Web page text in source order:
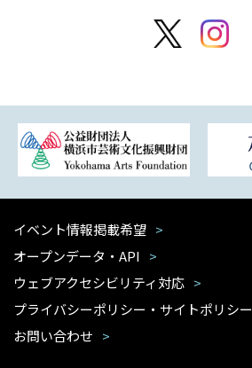
イベント情報掲載希望
オープンデータ・API
ウェブアクセシビリティ対応
プライバシーポリシー・サイトポリシー
お問い合わせ